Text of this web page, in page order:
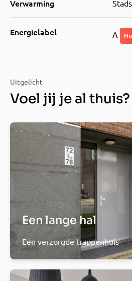
Verwarming
Energielabel A
Uitgelicht
Voel jij je al thuis?
Een lange hal
Een verzorgde trappenhuis